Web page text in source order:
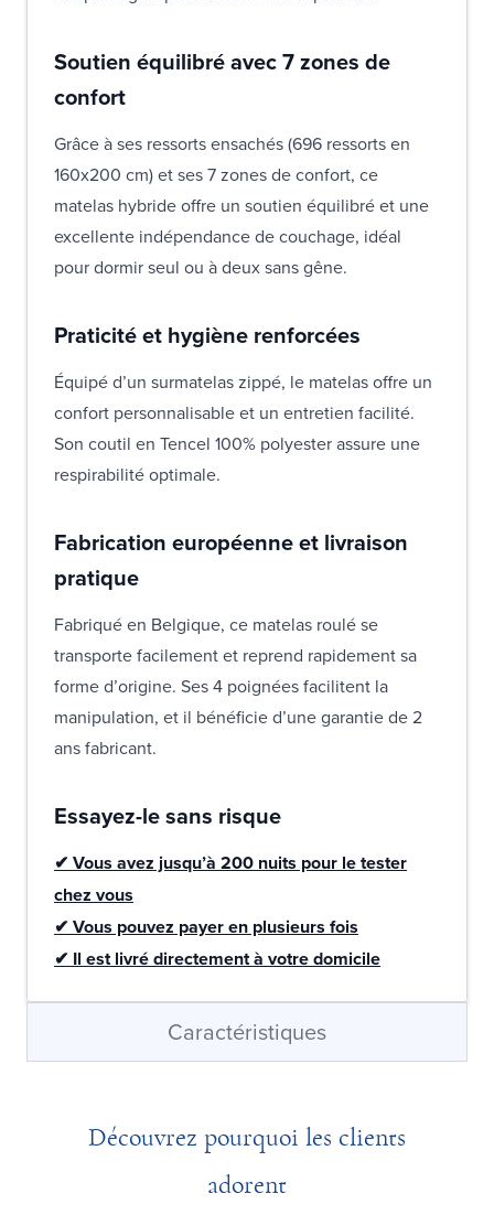
Soutien équilibré avec 7 zones de
confort
Grâce à ses ressorts ensachés (696 ressorts en
160x200 cm) et ses 7 zones de confort, ce
matelas hybride offre un soutien équilibré et une
excellente indépendance de couchage, idéal
pour dormir seul ou à deux sans gêne.
Praticité et hygiène renforcées
Équipé d’un surmatelas zippé, le matelas offre un
confort personnalisable et un entretien facilité.
Son coutil en Tencel 100% polyester assure une
respirabilité optimale.
Fabrication européenne et livraison
pratique
Fabriqué en Belgique, ce matelas roulé se
transporte facilement et reprend rapidement sa
forme d’origine. Ses 4 poignées facilitent la
manipulation, et il bénéficie d’une garantie de 2
ans fabricant.
Essayez-le sans risque
✔ Vous avez jusqu’à 200 nuits pour le tester
chez vous
✔ Vous pouvez payer en plusieurs fois
✔ Il est livré directement à votre domicile
Caractéristiques
Découvrez pourquoi les clients
adorent